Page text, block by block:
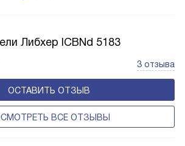
Либхер ICBNd 5183
3 отзыва
ОСТАВИТЬ ОТЗЫВ
ВСЕ ОТЗЫВЫ